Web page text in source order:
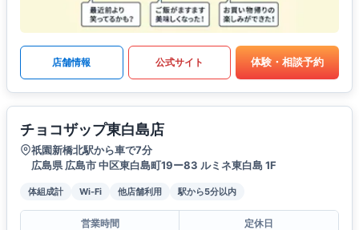
店舗情報 公式サイト 体験・相談予約
チョコザップ東白島店
祇園新橋北駅から車で7分
広島県 広島市 中区東白島町19ー83 ルミネ東白島 1F
体組成計 Wi-Fi 他店舗利用 駅から5分以内
営業時間
定休日